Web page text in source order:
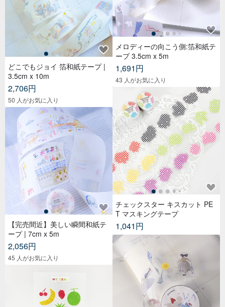
どこでもジョイ 箔和紙テープ |
3.5cm x 10m
2,706円
50 人がお気に入り
【完売間近】美しい瞬間和紙テ
ープ | 7cm x 5m
2,056円
45 人がお気に入り
メロディーの向こう側:箔和紙テ
ープ 3.5cm x 5m
1,691円
43 人がお気に入り
チェックスター キスカット PE
T マスキングテープ
1,041円